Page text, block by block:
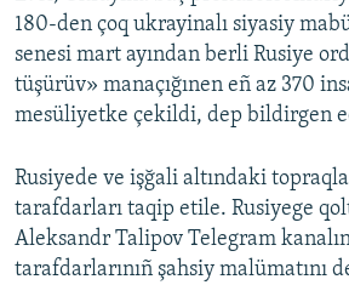
180-den çoq ukrayinalı siyasiy
senesi mart ayından berli Rusiye
tüşürüv» manaçığınen eñ az 370
mesüliyetke çekildi, dep bildirgen
Rusiyede ve işğali altındaki
tarafdarları taqip etile. Rusiyege
Aleksandr Talipov Telegram
tarafdarlarınıñ şahsiy malümatını